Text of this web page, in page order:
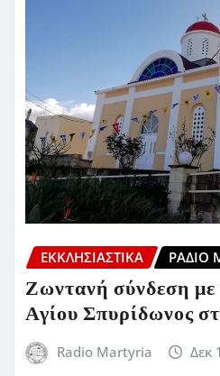
ΕΚΚΛΗΣΙΑΣΤΙΚΆ ΡΆΔΙΟ
Ζωντανή σύνδεση
Αγίου Σπυρίδωνος
Radio Martyria Δεκ